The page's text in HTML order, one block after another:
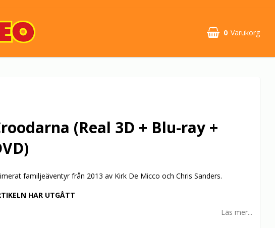
0 Varukorg
(Real 3D + Blu-ray +
familjeäventyr från 2013 av Kirk De Micco och Chris Sanders.
HAR UTGÅTT
Läs mer...